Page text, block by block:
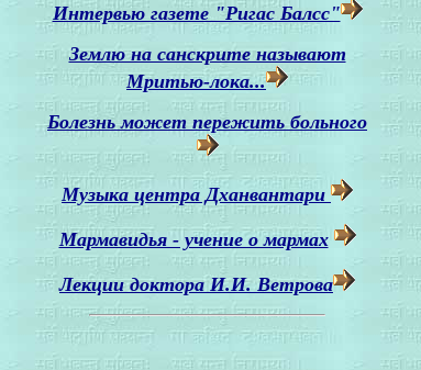
Интервью газете "Ригас Балсс"
Землю на санскрите называют
Мритью-лока...
Болезнь может пережить больного
Музыка центра Дханвантари
Мармавидья - учение о мармах
Лекции доктора И.И. Ветрова